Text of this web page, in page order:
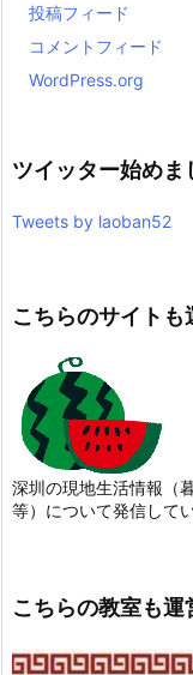
投稿フィード
コメントフィード
WordPress.org
ツイッター始めま
Tweets by laoban52
こちらのサイト
深圳の現地生活情報（
等）について発信してい
こちらの教室も運